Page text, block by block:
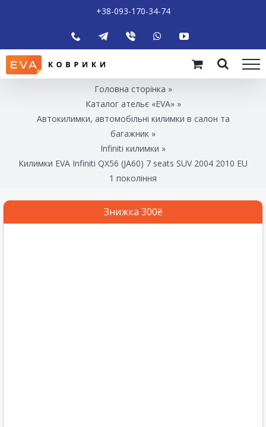
+38-093-170-34-74
Головна сторінка »
Каталог ательє «EVA»»
Автокилимки, автомобільні килимки в салон та
багажник »
Infiniti килимки »
Килимки EVA Infiniti QX56 (JA60) 7 seats SUV 2004 2010 EU
1 покоління
Знижка 300₴